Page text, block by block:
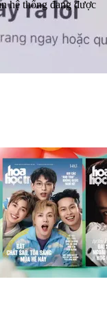
hệ thống đang được